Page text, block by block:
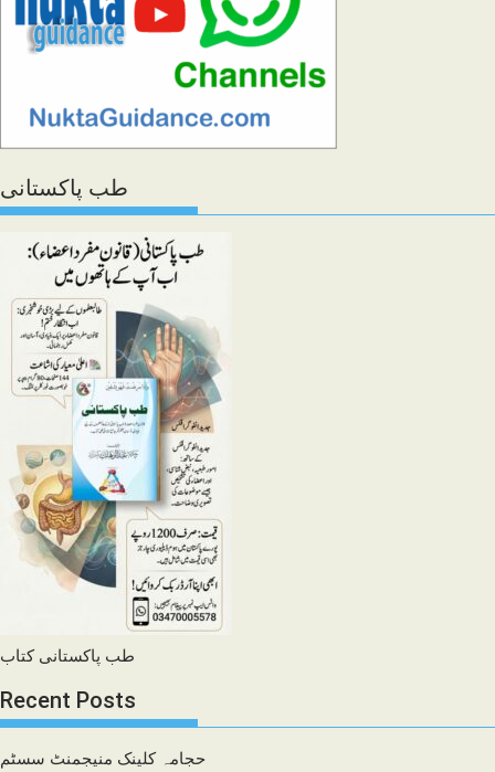
طب پاکستانی
طب پاکستانی کتاب
Recent Posts
حجامہ کلینک منیجمنٹ سسٹم